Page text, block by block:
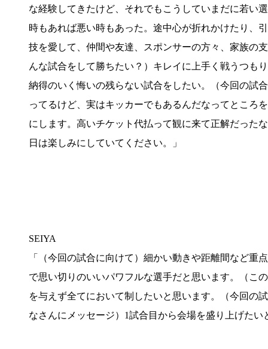
な経験してきたけど、それでもこうしていまだに若い
時もあれば悪い時もあった。途中心が折れかけたり、
技を愛して、仲間や友達、スポンサーの方々、家族の
んな試合をして勝ちたい？）キレイに上手く戦うつも
納得のいく悔いの残らない試合をしたい。（今回の試
ってるけど、実はキッカーでもあるんだなってところ
にします。高いチケット代払って観に来て正解だった
日は楽しみにしていてください。」
SEIYA
「（今回の試合に向けて）細かい動きや距離間など
で思い切りのいいパワフルな選手だと思います。（こ
を与えず全てにおいて制したいと思います。（今回の
なさんにメッセージ）1試合目から会場を盛り上げた